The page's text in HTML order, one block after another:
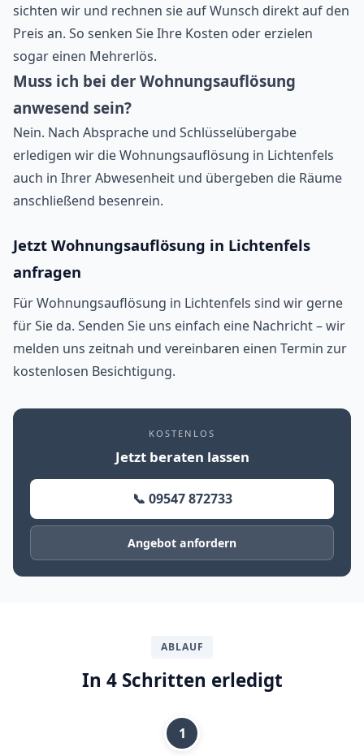
sichten wir und rechnen sie auf Wunsch direkt auf den
Preis an. So senken Sie Ihre Kosten oder erzielen
sogar einen Mehrerlös.
Muss ich bei der Wohnungsauflösung
anwesend sein?
Nein. Nach Absprache und Schlüsselübergabe
erledigen wir die Wohnungsauflösung in Lichtenfels
auch in Ihrer Abwesenheit und übergeben die Räume
anschließend besenrein.
Jetzt Wohnungsauflösung in Lichtenfels
anfragen
Für Wohnungsauflösung in Lichtenfels sind wir gerne
für Sie da. Senden Sie uns einfach eine Nachricht – wir
melden uns zeitnah und vereinbaren einen Termin zur
kostenlosen Besichtigung.
KOSTENLOS
Jetzt beraten lassen
📞 09547 872733
Angebot anfordern
ABLAUF
In 4 Schritten erledigt
1